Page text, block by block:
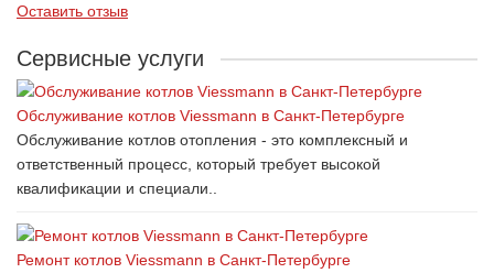
Оставить отзыв
Сервисные услуги
Обслуживание котлов Viessmann в Санкт-Петербурге
Обслуживание котлов отопления - это комплексный и
ответственный процесс, который требует высокой
квалификации и специали..
Ремонт котлов Viessmann в Санкт-Петербурге